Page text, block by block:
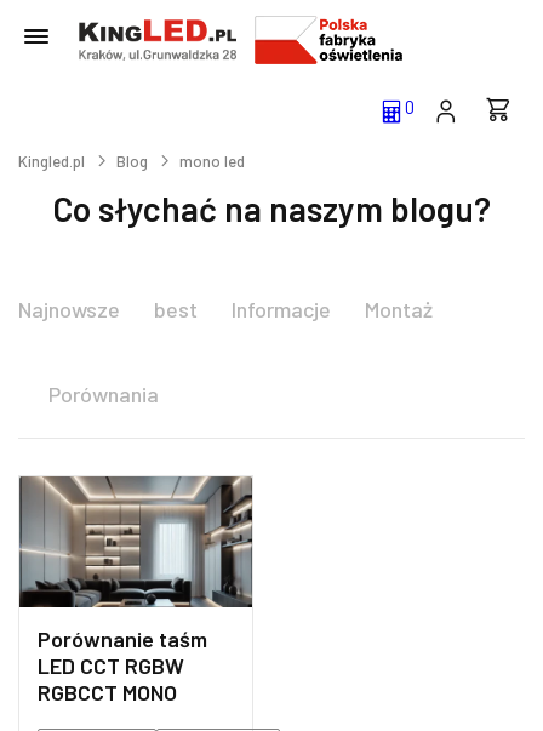
0
Kingled.pl Blog mono led
Co słychać na naszym blogu?
Najnowsze best Informacje Montaż
Porównania
Porównanie taśm
LED CCT RGBW
RGBCCT MONO